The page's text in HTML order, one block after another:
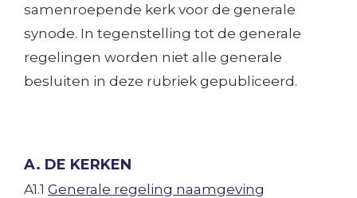
samenroepende kerk voor de generale
synode. In tegenstelling tot de generale
regelingen worden niet alle generale
besluiten in deze rubriek gepubliceerd.
A. DE KERKEN
A1.1Generale regeling naamgeving